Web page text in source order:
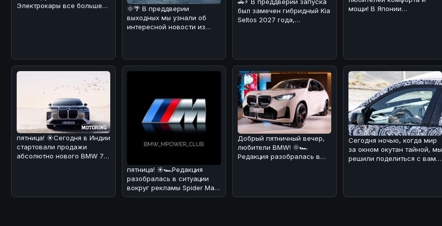
Электрокары все больше
🌞🌴 В преддверии
выходных мы узнали об
интересной новости из
был замечен гибридный Kia
Seltos 2027 года,
мощи! В Японии
пятница! ☀️Сегодня в Индии
стартовали продажи
абсолютно нового BMW 7
пятница! ☀️🏎Редакция
разобралась в ситуации
вокруг рекламы Spider Man
через BMW iDrive.
Добрый пятничный вечер,
любители BMW! 🌞🏎
Редакция разобралась в
Сегодня ночью, когда мир
за окном окутан тайной, мы
решили поделиться с вами